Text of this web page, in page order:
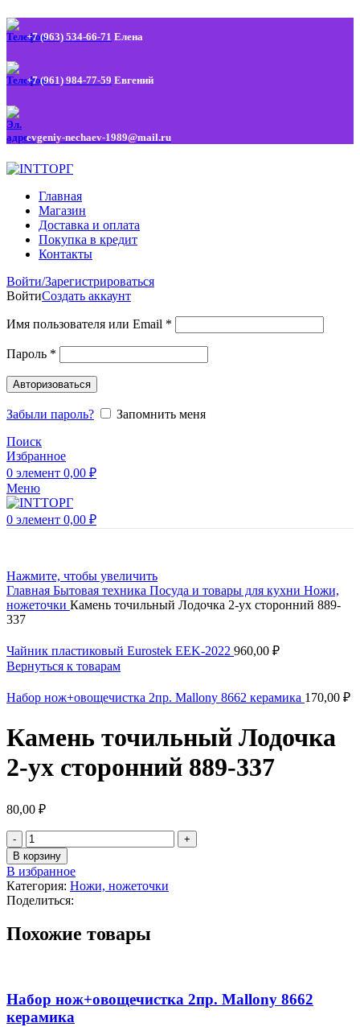
+7 (963) 534-66-71 Елена
+7 (961) 984-77-59 Евгений
evgeniy-nechaev-1989@mail.ru
Главная
Магазин
Доставка и оплата
Покупка в кредит
Контакты
Войти/Зарегистрироваться
ВойтиСоздать аккаунт
Имя пользователя или Email *
Пароль *
Авторизоваться
Забыли пароль?
Запомнить меня
Поиск
Избранное
0 элемент 0,00 ₽
Меню
0 элемент 0,00 ₽
Нажмите, чтобы увеличить
Главная Бытовая техника Посуда и товары для кухни Ножи,
ножеточки Камень точильный Лодочка 2-ух сторонний 889-
337
Чайник пластиковый Eurostek EEK-2022 960,00 ₽
Вернуться к товарам
Набор нож+овощечистка 2пр. Mallony 8662 керамика 170,00 ₽
Камень точильный Лодочка
2-ух сторонний 889-337
80,00 ₽
В корзину
В избранное
Категория: Ножи, ножеточки
Поделиться:
Похожие товары
Набор нож+овощечистка 2пр. Mallony 8662
керамика